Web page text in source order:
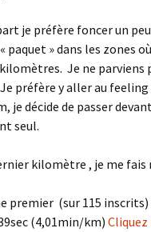
je préfère foncer un
paquet » dans les zones
Je ne parviens
préfère y aller au
je décide de passer
seul.
kilomètre , je me
premier (sur 115
(4,01min/km) Cliquez